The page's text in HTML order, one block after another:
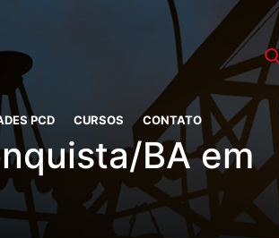
PCD CURSOS CONTATO
BA em